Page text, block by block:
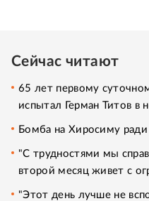
Сейчас читают
65 лет первому
испытал Герман Титов в
Бомба на Хиросиму ради
"С трудностями мы
второй месяц живет с
"Этот день лучше не